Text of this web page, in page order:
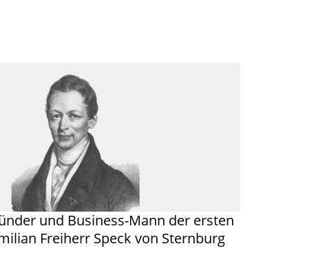
und Business-Mann der ersten
Freiherr Speck von Sternburg